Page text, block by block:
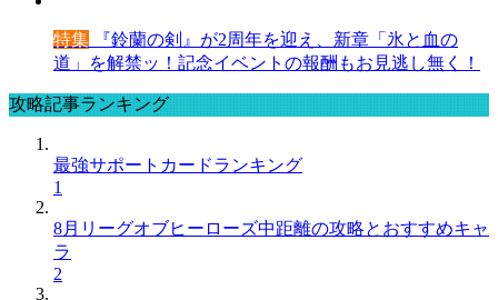
特集 『鈴蘭の剣』が2周年を迎え、新章「氷と血の
道」を解禁ッ！記念イベントの報酬もお見逃し無く！
攻略記事ランキング
最強サポートカードランキング
1
8月リーグオブヒーローズ中距離の攻略とおすすめキャ
ラ
2